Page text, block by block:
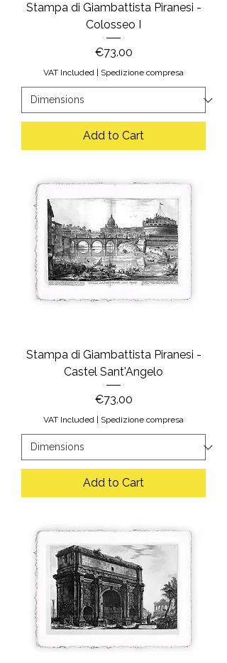
Stampa di Giambattista Piranesi -
Colosseo I
Price
€73.00
VAT Included Spedizione compresa
Add to Cart
Stampa di Giambattista Piranesi -
Castel Sant'Angelo
Price
€73.00
VAT Included Spedizione compresa
Add to Cart